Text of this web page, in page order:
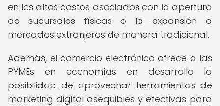
en los altos costos asociados con la apertura
de sucursales físicas o la expansión a
mercados extranjeros de manera tradicional.
Además, el comercio electrónico ofrece a las
PYMEs en economías en desarrollo la
posibilidad de aprovechar herramientas de
marketing digital asequibles y efectivas para